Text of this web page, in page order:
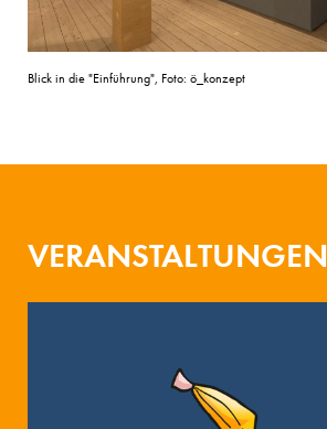
Blick in die "Einführung", Foto: ö_konzept
VERANSTALTUNGEN